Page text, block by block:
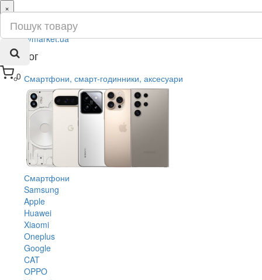
0
×
ru
ua
Каталог
Смартфони, смарт-годинники, аксесуари
Смартфони
Samsung
Apple
Huawei
Xiaomi
Oneplus
Google
CAT
OPPO